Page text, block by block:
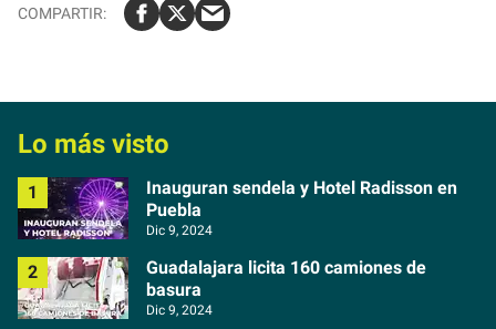
Lo más visto
Inauguran sendela y Hotel Radisson en
Puebla
Dic 9, 2024
Guadalajara licita 160 camiones de
basura
Dic 9, 2024